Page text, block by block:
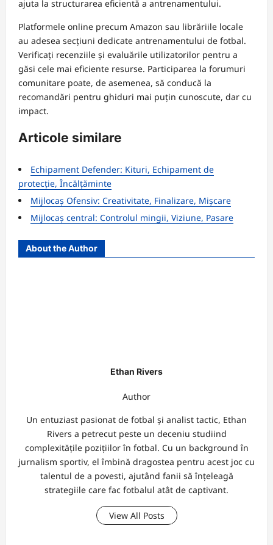
ajuta la structurarea eficientă a antrenamentului.
Platformele online precum Amazon sau librăriile locale
au adesea secțiuni dedicate antrenamentului de fotbal.
Verificați recenziile și evaluările utilizatorilor pentru a
găsi cele mai eficiente resurse. Participarea la forumuri
comunitare poate, de asemenea, să conducă la
recomandări pentru ghiduri mai puțin cunoscute, dar cu
impact.
Articole similare
Echipament Defender: Kituri, Echipament de
protecție, Încălțăminte
Mijlocaș Ofensiv: Creativitate, Finalizare, Mișcare
Mijlocaș central: Controlul mingii, Viziune, Pasare
About the Author
Ethan Rivers
Author
Un entuziast pasionat de fotbal și analist tactic, Ethan
Rivers a petrecut peste un deceniu studiind
complexitățile pozițiilor în fotbal. Cu un background în
jurnalism sportiv, el îmbină dragostea pentru acest joc cu
talentul de a povesti, ajutând fanii să înțeleagă
strategiile care fac fotbalul atât de captivant.
View All Posts